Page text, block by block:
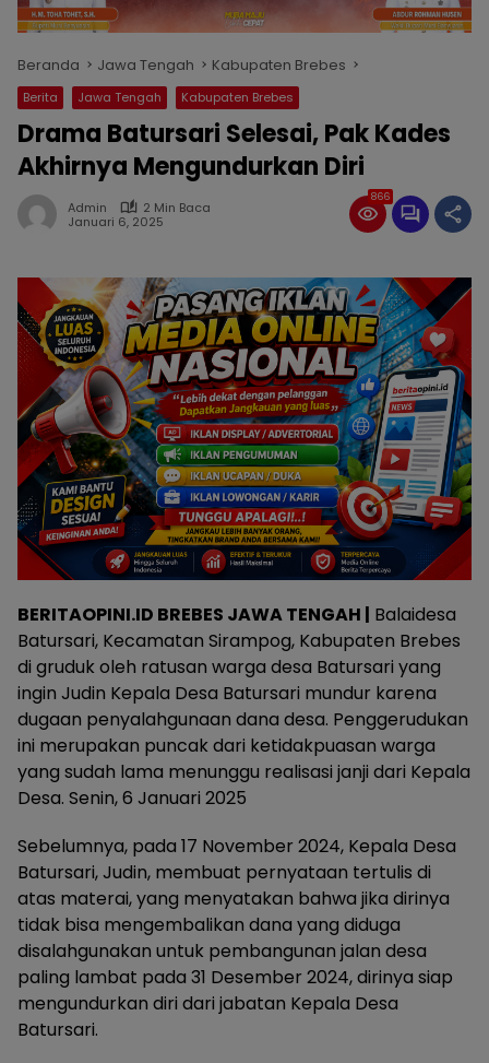
Beranda Jawa Tengah Kabupaten Brebes
Berita Jawa Tengah Kabupaten Brebes
Drama Batursari Selesai, Pak Kades
Akhirnya Mengundurkan Diri
Admin
2 Min Baca
Januari 6, 2025
866
BERITAOPINI.ID BREBES JAWA TENGAH | Balaidesa
Batursari, Kecamatan Sirampog, Kabupaten Brebes
di gruduk oleh ratusan warga desa Batursari yang
ingin Judin Kepala Desa Batursari mundur karena
dugaan penyalahgunaan dana desa. Penggerudukan
ini merupakan puncak dari ketidakpuasan warga
yang sudah lama menunggu realisasi janji dari Kepala
Desa. Senin, 6 Januari 2025
Sebelumnya, pada 17 November 2024, Kepala Desa
Batursari, Judin, membuat pernyataan tertulis di
atas materai, yang menyatakan bahwa jika dirinya
tidak bisa mengembalikan dana yang diduga
disalahgunakan untuk pembangunan jalan desa
paling lambat pada 31 Desember 2024, dirinya siap
mengundurkan diri dari jabatan Kepala Desa
Batursari.